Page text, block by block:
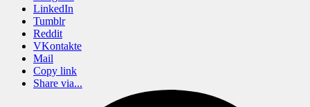
LinkedIn
Tumblr
Reddit
VKontakte
Mail
Copy link
Share via...